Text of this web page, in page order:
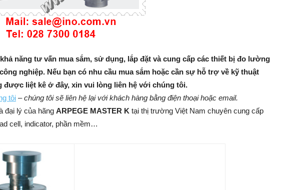
năng tư vấn mua sắm, sử dụng, lắp đặt và cung cấp các thiết bị đo lường
nghiệp. Nếu bạn có nhu cầu mua sắm hoặc cần sự hỗ trợ về kỹ thuật
được liệt kê ở đây, xin vui lòng liên hệ với chúng tôi.
tôi –chúng tôi sẽ liên hệ lại với khách hàng bằng điện thoại hoặc email.
đại lý của hãng ARPEGE MASTER K tại thị trường Việt Nam chuyên cung cấp
cell, indicator, phần mềm…